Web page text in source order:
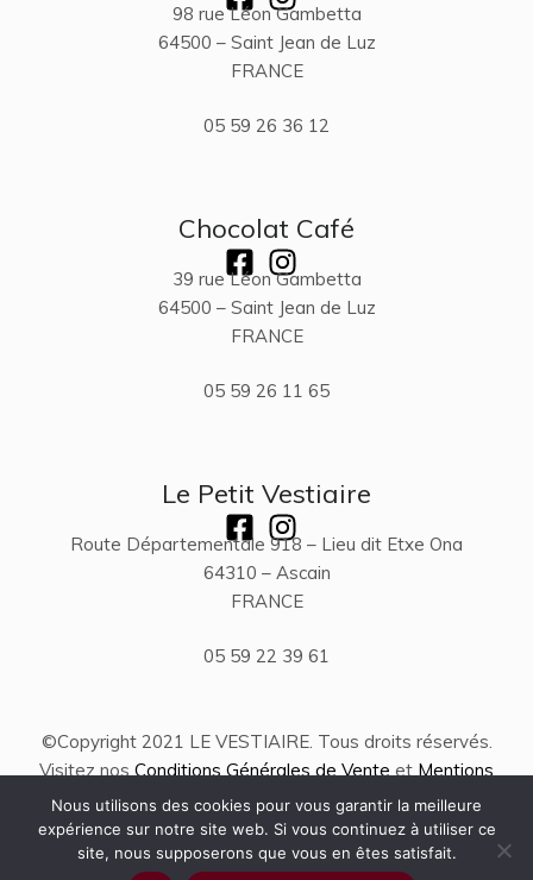
98 rue Léon Gambetta
64500 – Saint Jean de Luz
FRANCE
05 59 26 36 12
Chocolat Café
39 rue Léon Gambetta
64500 – Saint Jean de Luz
FRANCE
05 59 26 11 65
Le Petit Vestiaire
Route Départementale 918 – Lieu dit Etxe Ona
64310 – Ascain
FRANCE
05 59 22 39 61
©Copyright 2021 LE VESTIAIRE. Tous droits réservés.
Visitez nos Conditions Générales de Vente et Mentions
Légales.
Nous utilisons des cookies pour vous garantir la meilleure
expérience sur notre site web. Si vous continuez à utiliser ce
site, nous supposerons que vous en êtes satisfait.